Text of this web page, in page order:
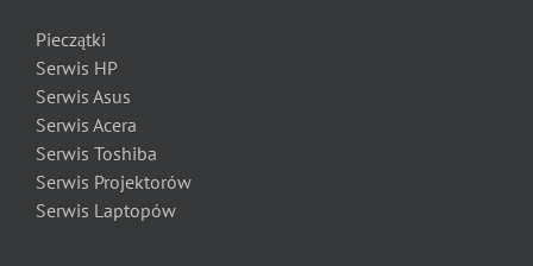
Pieczątki
Serwis HP
Serwis Asus
Serwis Acera
Serwis Toshiba
Serwis Projektorów
Serwis Laptopów